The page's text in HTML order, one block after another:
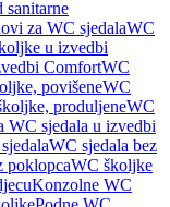
za WC sjedalaWC
u izvedbi
ComfortWC
povišeneWC
produljeneWC
WC sjedala u izvedbi
WC sjedala bez
poklopcaWC školjke
Konzolne WC